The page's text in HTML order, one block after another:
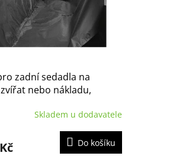
zadní sedadla na
nebo nákladu,
Skladem u dodavatele
Do košíku